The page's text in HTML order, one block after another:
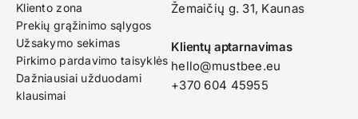
Kliento zona
Prekių grąžinimo sąlygos
Užsakymo sekimas
Pirkimo pardavimo taisyklės
Dažniausiai užduodami
klausimai
Žemaičių g. 31, Kaunas​
Klientų aptarnavimas
hello@mustbee.eu
+370 604 45955